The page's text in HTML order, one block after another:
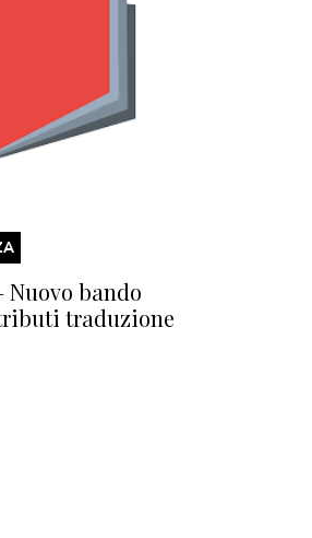
Nuovo bando
traduzione